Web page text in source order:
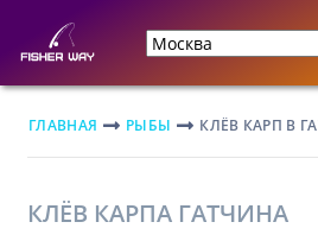
ГЛАВНАЯ РЫБЫ КЛЁВ КАРП В
КЛЁВ КАРПА ГАТЧИНА